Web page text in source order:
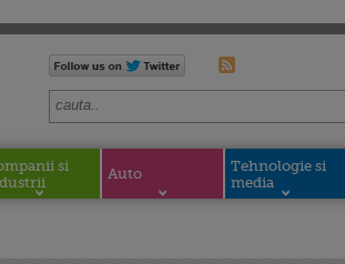
si
Auto
Tehnologie si
media